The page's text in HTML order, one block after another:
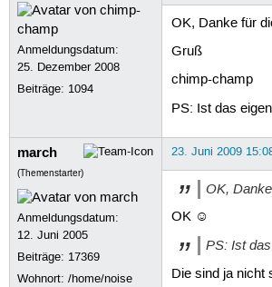
Anmeldungsdatum:
25. Dezember 2008
Beiträge: 1094
OK, Danke für
Gruß
chimp-champ
PS: Ist das
march
(Themenstarter)
Anmeldungsdatum:
12. Juni 2005
Beiträge: 17369
Wohnort: /home/noise
23. Juni 2009
OK,
OK ☺
PS: Ist
Die sind ja nicht